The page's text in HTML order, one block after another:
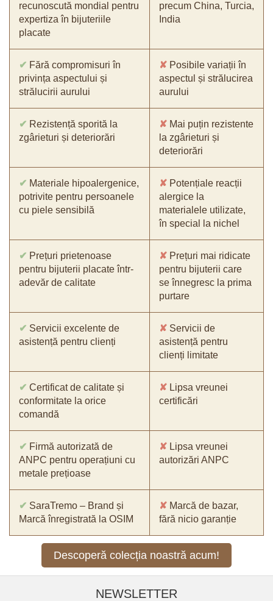
recunoscută mondial pentru
expertiza în bijuteriile
placate
precum China, Turcia,
India
✔ Fără compromisuri în
privința aspectului și
strălucirii aurului
✘ Posibile variații în
aspectul și strălucirea
aurului
✔ Rezistență sporită la
zgârieturi și deteriorări
✘ Mai puțin rezistente
la zgârieturi și
deteriorări
✔ Materiale hipoalergenice,
potrivite pentru persoanele
cu piele sensibilă
✘ Potențiale reacții
alergice la
materialele utilizate,
în special la nichel
✔ Prețuri prietenoase
pentru bijuterii placate într-
adevăr de calitate
✘ Prețuri mai ridicate
pentru bijuterii care
se înnegresc la prima
purtare
✔ Servicii excelente de
asistență pentru clienți
✘ Servicii de
asistență pentru
clienți limitate
✔ Certificat de calitate și
conformitate la orice
comandă
✘ Lipsa vreunei
certificări
✔ Firmă autorizată de
ANPC pentru operațiuni cu
metale prețioase
✘ Lipsa vreunei
autorizări ANPC
✔ SaraTremo – Brand și
Marcă înregistrată la OSIM
✘ Marcă de bazar,
fără nicio garanție
Descoperă colecția noastră acum!
NEWSLETTER